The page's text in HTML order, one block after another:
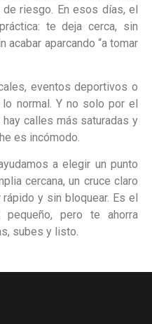
riesgo. En esos días, el
te deja cerca, sin
aparcando “a tomar
eventos deportivos o
normal. Y no solo por el
calles más saturadas y
es incómodo.
a elegir un punto
cercana, un cruce claro
y sin bloquear. Es el
pero te ahorra
subes y listo.